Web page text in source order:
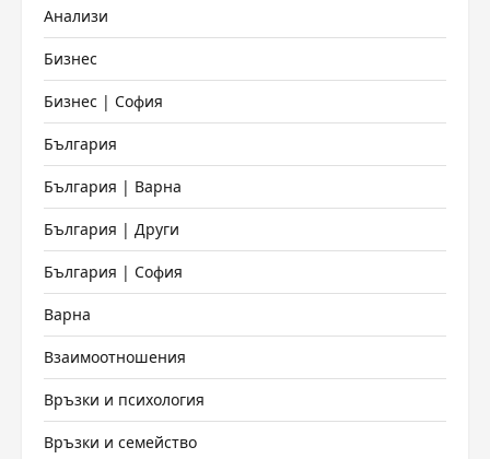
Анализи
Бизнес
Бизнес | София
България
България | Варна
България | Други
България | София
Варна
Взаимоотношения
Връзки и психология
Връзки и семейство